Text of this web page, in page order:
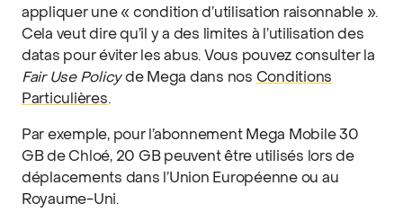
appliquer une « condition d’utilisation raisonnable ».
Cela veut dire qu’il y a des limites à l’utilisation des
datas pour éviter les abus. Vous pouvez consulter la
Fair Use Policyde Mega dans nos Conditions
Particulières.
Par exemple, pour l’abonnement Mega Mobile 30
GB de Chloé, 20 GB peuvent être utilisés lors de
déplacements dans l’Union Européenne ou au
Royaume-Uni.